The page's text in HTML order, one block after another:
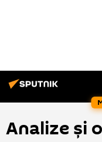
Analize și